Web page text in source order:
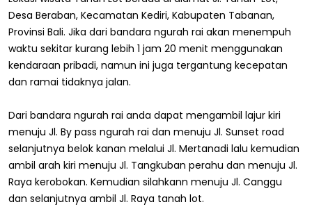
Desa Beraban, Kecamatan Kediri, Kabupaten Tabanan,
Provinsi Bali. Jika dari bandara ngurah rai akan menempuh
waktu sekitar kurang lebih 1 jam 20 menit menggunakan
kendaraan pribadi, namun ini juga tergantung kecepatan
dan ramai tidaknya jalan.
Dari bandara ngurah rai anda dapat mengambil lajur kiri
menuju Jl. By pass ngurah rai dan menuju Jl. Sunset road
selanjutnya belok kanan melalui Jl. Mertanadi lalu kemudian
ambil arah kiri menuju Jl. Tangkuban perahu dan menuju Jl.
Raya kerobokan. Kemudian silahkann menuju Jl. Canggu
dan selanjutnya ambil Jl. Raya tanah lot.